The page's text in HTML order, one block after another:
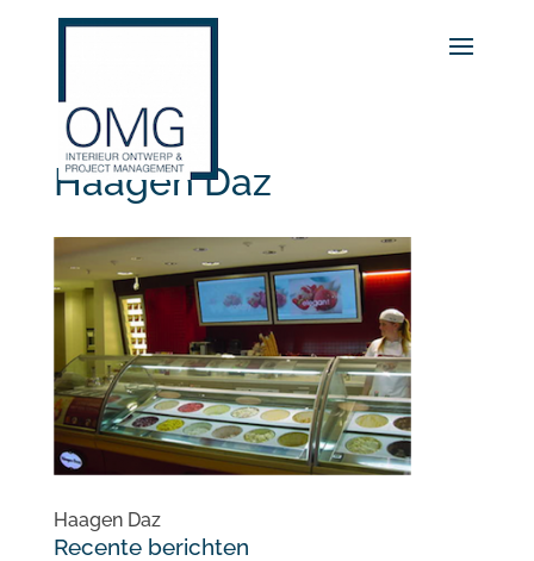
Haagen Daz
Haagen Daz
Recente berichten